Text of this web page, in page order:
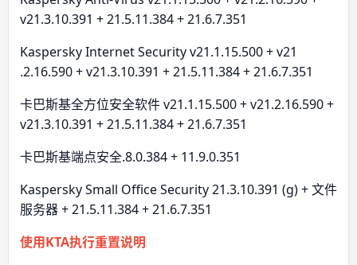
v21.3.10.391 + 21.5.11.384 + 21.6.7.351
Kaspersky Internet Security v21.1.15.500 + v21
.2.16.590 + v21.3.10.391 + 21.5.11.384 + 21.6.7.351
卡巴斯基全方位安全软件 v21.1.15.500 + v21.2.16.590 +
v21.3.10.391 + 21.5.11.384 + 21.6.7.351
卡巴斯基端点安全.8.0.384 + 11.9.0.351
Kaspersky Small Office Security 21.3.10.391 (g) + 文件
服务器 + 21.5.11.384 + 21.6.7.351
使用KTA执行重置说明